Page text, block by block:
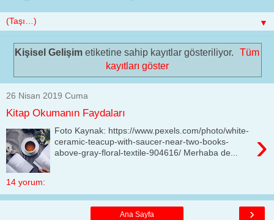
▼
Kişisel Gelişimetiketine sahip kayıtlar gösteriliyor.
Tüm
kayıtları göster
26 Nisan 2019 Cuma
Kitap Okumanın Faydaları
›
Foto Kaynak: https://www.pexels.com/photo/white-
ceramic-teacup-with-saucer-near-two-books-
above-gray-floral-textile-904616/ Merhaba de...
14 yorum:
›
Ana Sayfa